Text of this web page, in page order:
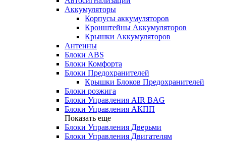
Аккумуляторы
Корпусы аккумуляторов
Кронштейны Аккумуляторов
Крышки Аккумуляторов
Антенны
Блоки ABS
Блоки Комфорта
Блоки Предохранителей
Крышки Блоков Предохранителей
Блоки розжига
Блоки Управления AIR BAG
Блоки Управления АКПП
Показать еще
Блоки Управления Дверьми
Блоки Управления Двигателям